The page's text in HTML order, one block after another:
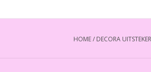
HOME/ DECORA